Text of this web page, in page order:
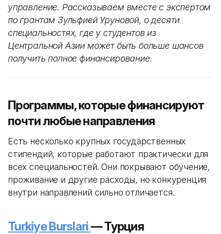
управление. Рассказываем вместе с экспертом
по грантам Зульфией Уруновой, о десяти
специальностях, где у студентов из
Центральной Азии может быть больше шансов
получить полное финансирование.
Программы, которые финансируют
почти любые направления
Есть несколько крупных государственных
стипендий, которые работают практически для
всех специальностей. Они покрывают обучение,
проживание и другие расходы, но конкуренция
внутри направлений сильно отличается.
Turkiye Burslari— Турция